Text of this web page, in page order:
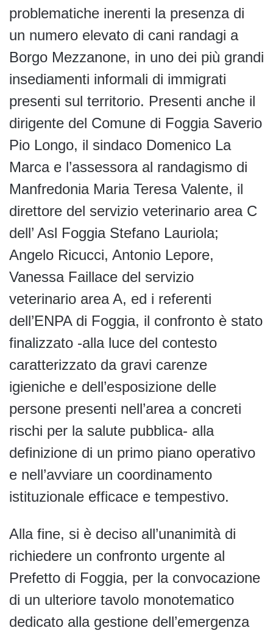
problematiche inerenti la presenza di
un numero elevato di cani randagi a
Borgo Mezzanone, in uno dei più grandi
insediamenti informali di immigrati
presenti sul territorio. Presenti anche il
dirigente del Comune di Foggia Saverio
Pio Longo, il sindaco Domenico La
Marca e l’assessora al randagismo di
Manfredonia Maria Teresa Valente, il
direttore del servizio veterinario area C
dell’ Asl Foggia Stefano Lauriola;
Angelo Ricucci, Antonio Lepore,
Vanessa Faillace del servizio
veterinario area A, ed i referenti
dell’ENPA di Foggia, il confronto è stato
finalizzato -alla luce del contesto
caratterizzato da gravi carenze
igieniche e dell’esposizione delle
persone presenti nell’area a concreti
rischi per la salute pubblica- alla
definizione di un primo piano operativo
e nell’avviare un coordinamento
istituzionale efficace e tempestivo.
Alla fine, si è deciso all’unanimità di
richiedere un confronto urgente al
Prefetto di Foggia, per la convocazione
di un ulteriore tavolo monotematico
dedicato alla gestione dell’emergenza